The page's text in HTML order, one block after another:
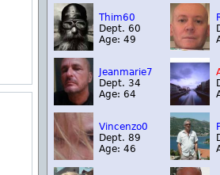
Thim60
Dept. 60
Age: 49
Jeanmarie7
Dept. 34
Age: 64
Vincenzo0
Dept. 89
Age: 46